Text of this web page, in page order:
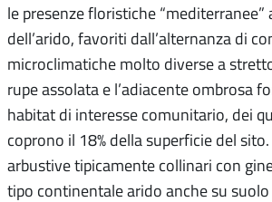
le presenze floristiche
dell’arido, favoriti dall’alternanza di
microclimatiche molto diverse a
rupe assolata e l’adiacente ombrosa
habitat di interesse comunitario, dei
coprono il 18% della superficie del
arbustive tipicamente collinari con
tipo continentale arido anche su